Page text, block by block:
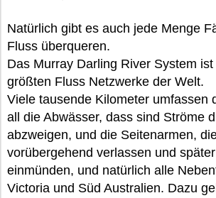
Natürlich gibt es auch jede Menge
Fluss überqueren.
Das Murray Darling River System
größten Fluss Netzwerke der Welt.
Viele tausende Kilometer umfassen
all die Abwässer, dass sind Ströme
abzweigen, und die Seitenarmen,
vorübergehend verlassen und
einmünden, und natürlich alle
Victoria und Süd Australien. Dazu